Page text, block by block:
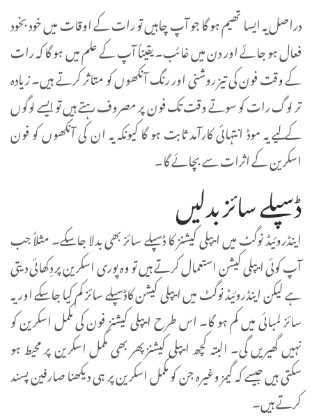
دراصل یہ ایسا تھیم ہو گا جو آپ چاہیں تو رات کے اوقات میں خود بخود
فعال ہو جائے اور دن میں غائب۔ یقیناً آپ کے علم میں ہو گا کہ رات
کے وقت فون کی تیز روشنی اور رنگ آنکھوں کو متاثر کرتے ہیں۔ زیادہ
تر لوگ رات کو سوتے وقت تک فون پر مصروف رہتے ہیں تو ایسے لوگوں
کے لیے یہ موڈ انتہائی کارآمد ثابت ہو گا کیونکہ یہ ان کی آنکھوں کو فون
اسکرین کے اثرات سے بچائے گا۔
ڈسپلے سائز بدلیں
اینڈروئیڈ نوگٹ میں ایپلی کیشنز کا ڈسپلے سائز بھی بدلا جا سکے۔ مثلاً جب
آپ کوئی ایپلی کیشن استعمال کرتے ہیں تو وہ پوری اسکرین پر دِکھائی دیتی
ہے لیکن اینڈروئیڈ نوگٹ میں ایپلی کیشن کاڈسپلے سائز کم کیا جا سکے اور یہ
سائز لمبائی میں کم ہو گا۔ اس طرح ایپلی کیشنز فون کی مکمل اسکرین کو
نہیں گھیریں گی۔ البتہ کچھ ایپلی کیشنزپھر بھی مکمل اسکرین پر محیط ہو
سکتی ہیں جیسے کہ گیمز وغیرہ جن کو مکمل اسکرین پر ہی دیکھنا صارفین پسند
کرتے ہیں۔